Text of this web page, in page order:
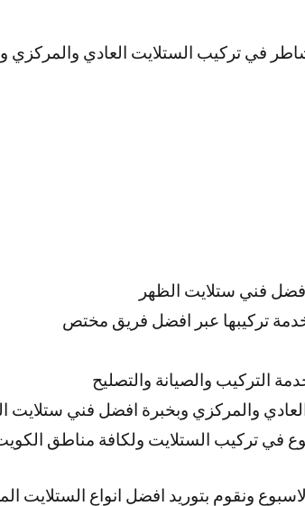
في تركيب الستلايت العادي والمركزي
فني ستلايت الظهر
تركيبها عبر افضل فريق مختص
التركيب والصيانة والتصليح
والمركزي وبخبرة افضل فني ستلايت
ونقوم بتوريد افضل انواع الستلايت